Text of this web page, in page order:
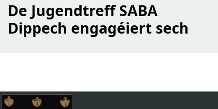
De Jugendtreff SABA
Dippech engagéiert sech